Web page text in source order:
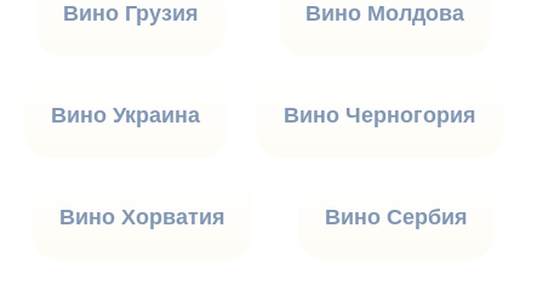
Вино Грузия Вино Молдова
Вино Украина Вино Черногория
Вино Хорватия Вино Сербия